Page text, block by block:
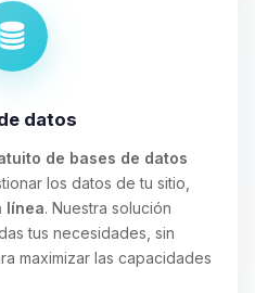
datos
de bases de datos
los datos de tu sitio,
línea. Nuestra solución
tus necesidades, sin
maximizar las capacidades